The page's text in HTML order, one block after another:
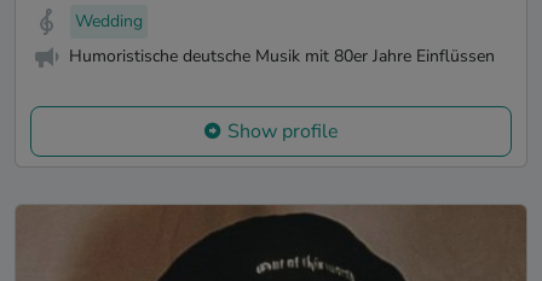
Wedding
Humoristische deutsche Musik mit 80er Jahre Einflüssen
Show profile